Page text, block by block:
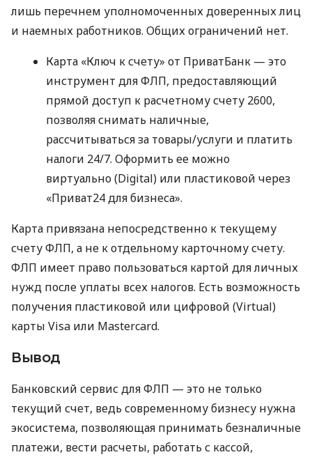
лишь перечнем уполномоченных доверенных лиц
и наемных работников. Общих ограничений нет.
Карта «Ключ к счету» от ПриватБанк — это
инструмент для ФЛП, предоставляющий
прямой доступ к расчетному счету 2600,
позволяя снимать наличные,
рассчитываться за товары/услуги и платить
налоги 24/7. Оформить ее можно
виртуально (Digital) или пластиковой через
«Приват24 для бизнеса».
Карта привязана непосредственно к текущему
счету ФЛП, а не к отдельному карточному счету.
ФЛП имеет право пользоваться картой для личных
нужд после уплаты всех налогов. Есть возможность
получения пластиковой или цифровой (Virtual)
карты Visa или Mastercard.
Вывод
Банковский сервис для ФЛП — это не только
текущий счет, ведь современному бизнесу нужна
экосистема, позволяющая принимать безналичные
платежи, вести расчеты, работать с кассой,